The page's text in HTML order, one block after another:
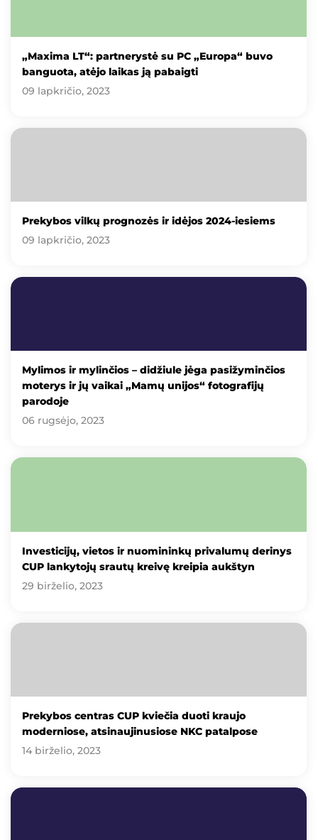
„Maxima LT“: partnerystė su PC „Europa“ buvo
banguota, atėjo laikas ją pabaigti
09 lapkričio, 2023
Prekybos vilkų prognozės ir idėjos 2024-iesiems
09 lapkričio, 2023
Mylimos ir mylinčios – didžiule jėga pasižyminčios
moterys ir jų vaikai „Mamų unijos“ fotografijų
parodoje
06 rugsėjo, 2023
Investicijų, vietos ir nuomininkų privalumų derinys
CUP lankytojų srautų kreivę kreipia aukštyn
29 birželio, 2023
Prekybos centras CUP kviečia duoti kraujo
moderniose, atsinaujinusiose NKC patalpose
14 birželio, 2023